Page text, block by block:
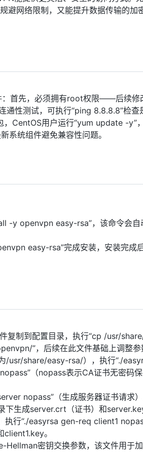
避网络限制，又能提升数据传输的加
首先，必须拥有root权限——后续修
性测试，可执行“ping 8.8.8.8”检
，CentOS用户运行“yum update -
统组件避免兼容性问题。
-y openvpn easy-rsa”，该命令会自
easy-rsa”完成安装，安装完成
复制到配置目录，执行“cp /usr/
”，后续在此文件基础上调整参
/usr/share/easy-rsa/），执行“./
（nopass表示CA证书无密码
nopass”（生成服务器证书请求
生成server.crt（证书）和
行“./easyrsa gen-req client1
。
密钥交换参数，该文件用于